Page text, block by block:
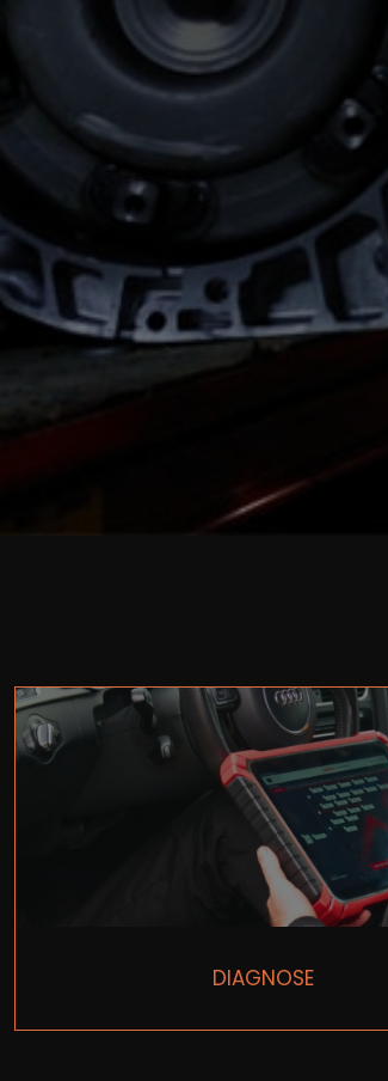
DIAGNOSE